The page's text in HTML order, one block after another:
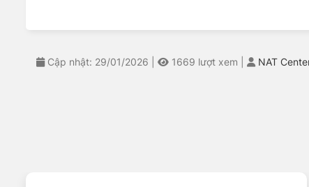
Kích thước: 165/65R14 (chiều rộng 165mm, tỷ lệ
Cập nhật: 29/01/2026 1669 lượt xem NAT